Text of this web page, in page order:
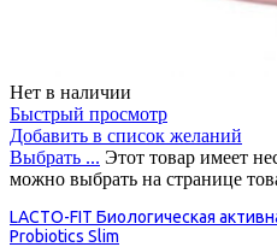
Нет в наличии
Быстрый просмотр
Добавить в список желаний
Выбрать ... Этот товар имеет
можно выбрать на странице
LACTO-FIT Биологическая
Probiotics Slim